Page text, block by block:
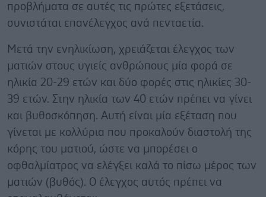
προβλήματα σε αυτές τις πρώτες εξετάσεις,
συνιστάται επανέλεγχος ανά πενταετία.
Μετά την ενηλικίωση, χρειάζεται έλεγχος των
ματιών στους υγιείς ανθρώπους μία φορά σε
ηλικία 20-29 ετών και δύο φορές στις ηλικίες 30-
39 ετών. Στην ηλικία των 40 ετών πρέπει να γίνει
και βυθοσκόπηση. Αυτή είναι μία εξέταση που
γίνεται με κολλύρια που προκαλούν διαστολή της
κόρης του ματιού, ώστε να μπορέσει ο
οφθαλμίατρος να ελέγξει καλά το πίσω μέρος των
ματιών (βυθός). Ο έλεγχος αυτός πρέπει να